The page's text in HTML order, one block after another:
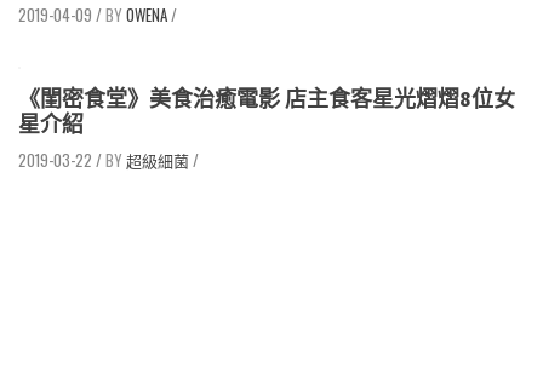
2019-04-09 / OWENA/
《閨密食堂》美食治癒電影 店主食客星光熠熠8位女
星介紹
2019-03-22 / 超級細菌/